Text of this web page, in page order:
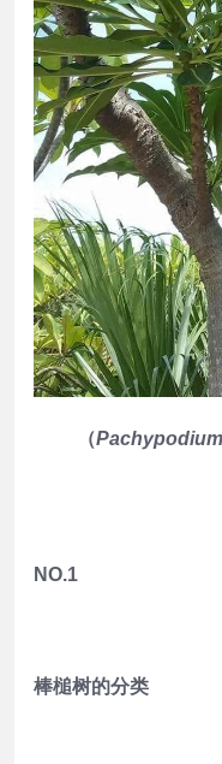
（
NO.1
棒槌树的分类